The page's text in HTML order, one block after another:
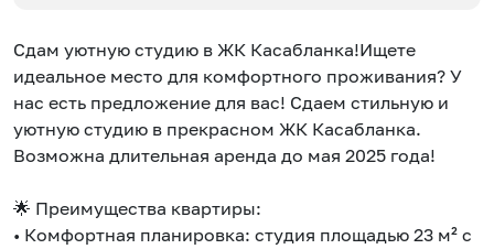
Сдам уютную студию в ЖК Касабланка!Ищете
идеальное место для комфортного проживания? У
нас есть предложение для вас! Сдаем стильную и
уютную студию в прекрасном ЖК Касабланка.
Возможна длительная аренда до мая 2025 года!
🌟 Преимущества квартиры:
• Комфортная планировка: студия площадью 23 м² с